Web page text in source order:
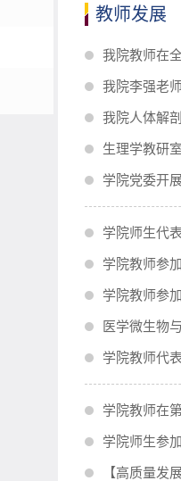
教师发展
我院教师在
我院李强老
我院人体解
生理学教研
学院党委开
学院师生代
学院教师参
学院教师参
医学微生物
学院教师代
学院教师在
学院师生参
【高质量发